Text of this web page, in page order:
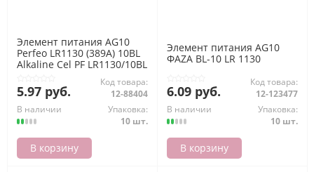
Элемент питания AG10
Perfeo LR1130 (389A) 10BL
Alkaline Cel PF LR1130/10BL
5.97 руб.
Код товара:
12-88404
В наличии
Упаковка:
10 шт.
В корзину
Элемент питания AG10
ФАZА BL-10 LR 1130
6.09 руб.
Код товара:
12-123477
В наличии
Упаковка:
10 шт.
В корзину